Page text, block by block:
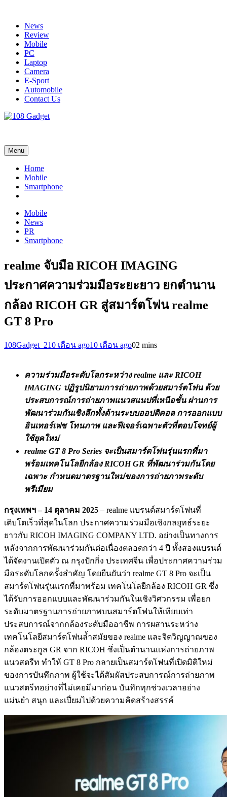
contentNews
Review
Mobile
PC
Laptop
Camera
E-Sport
Automobile
Contact Us
Menu
Home
Mobile
Smartphone
Mobile
News
PR
Smartphone
realme จับมือ RICOH IMAGING
ประกาศความร่วมมือระยะยาว ยกตำนาน
กล้อง RICOH GR สู่สมาร์ตโฟน realme
GT 8 Pro
108Gadget_210 เดือน ago10 เดือน ago02 mins
ความร่วมมือระดับโลกระหว่าง realme และ RICOH
IMAGING ปฏิรูปนิยามการถ่ายภาพด้วยสมาร์ตโฟน ด้วย
ประสบการณ์การถ่ายภาพแนวสแนปที่เหนือชั้น ผ่านการ
พัฒนาร่วมกันเชิงลึกทั้งด้านระบบออปติคอล การออกแบบ
อินเทอร์เฟซ โทนภาพ และฟีเจอร์เฉพาะตัวที่ตอบโจทย์ผู้
ใช้ยุคใหม่
realme GT 8 Pro Series จะเป็นสมาร์ตโฟนรุ่นแรกที่มา
พร้อมเทคโนโลยีกล้อง RICOH GR ที่พัฒนาร่วมกันโดย
เฉพาะ กำหนดมาตรฐานใหม่ของการถ่ายภาพระดับ
พรีเมียม
กรุงเทพฯ – 14 ตุลาคม 2025 – realme แบรนด์สมาร์ตโฟนที่
เติบโตเร็วที่สุดในโลก ประกาศความร่วมมือเชิงกลยุทธ์ระยะ
ยาวกับ RICOH IMAGING COMPANY LTD. อย่างเป็นทางการ
หลังจากการพัฒนาร่วมกันต่อเนื่องตลอดกว่า 4 ปี ทั้งสองแบรนด์
ได้จัดงานเปิดตัว ณ กรุงปักกิ่ง ประเทศจีน เพื่อประกาศความร่วม
มือระดับโลกครั้งสำคัญ โดยยืนยันว่า realme GT 8 Pro จะเป็น
สมาร์ตโฟนรุ่นแรกที่มาพร้อม เทคโนโลยีกล้อง RICOH GR ซึ่ง
ได้รับการออกแบบและพัฒนาร่วมกันในเชิงวิศวกรรม เพื่อยก
ระดับมาตรฐานการถ่ายภาพบนสมาร์ตโฟนให้เทียบเท่า
ประสบการณ์จากกล้องระดับมืออาชีพ การผสานระหว่าง
เทคโนโลยีสมาร์ตโฟนล้ำสมัยของ realme และจิตวิญญาณของ
กล้องตระกูล GR จาก RICOH ซึ่งเป็นตำนานแห่งการถ่ายภาพ
แนวสตรีท ทำให้ GT 8 Pro กลายเป็นสมาร์ตโฟนที่เปิดมิติใหม่
ของการบันทึกภาพ ผู้ใช้จะได้สัมผัสประสบการณ์การถ่ายภาพ
แนวสตรีทอย่างที่ไม่เคยมีมาก่อน บันทึกทุกช่วงเวลาอย่าง
แม่นยำ สนุก และเปี่ยมไปด้วยความคิดสร้างสรรค์